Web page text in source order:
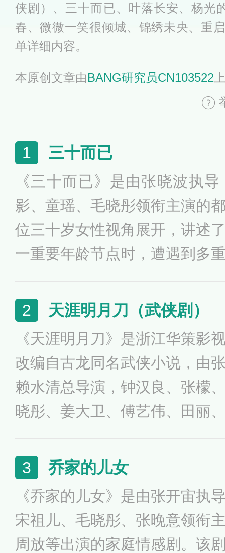
侠剧）、三十而已、叶落长安、杨光
春、微微一笑很倾城、锦绣未央、重
单详细内容。
本原创文章由BANG研究员CN103522
1 三十而已
《三十而已》是由张晓波执
影、童瑶、毛晓彤领衔主演的
位三十岁女性视角展开，讲述
一重要年龄节点时，遭遇到多
播出。
2 天涯明月刀（武侠剧）
《天涯明月刀》是浙江华策影
改编自古龙同名武侠小说，由
赖水清总导演，钟汉良、张檬
晓彤、姜大卫、傅艺伟、田丽
的故事。
3 乔家的儿女
《乔家的儿女》是由张开宙执
宋祖儿、毛晓彤、张晚意领衔
周放等出演的家庭情感剧。该